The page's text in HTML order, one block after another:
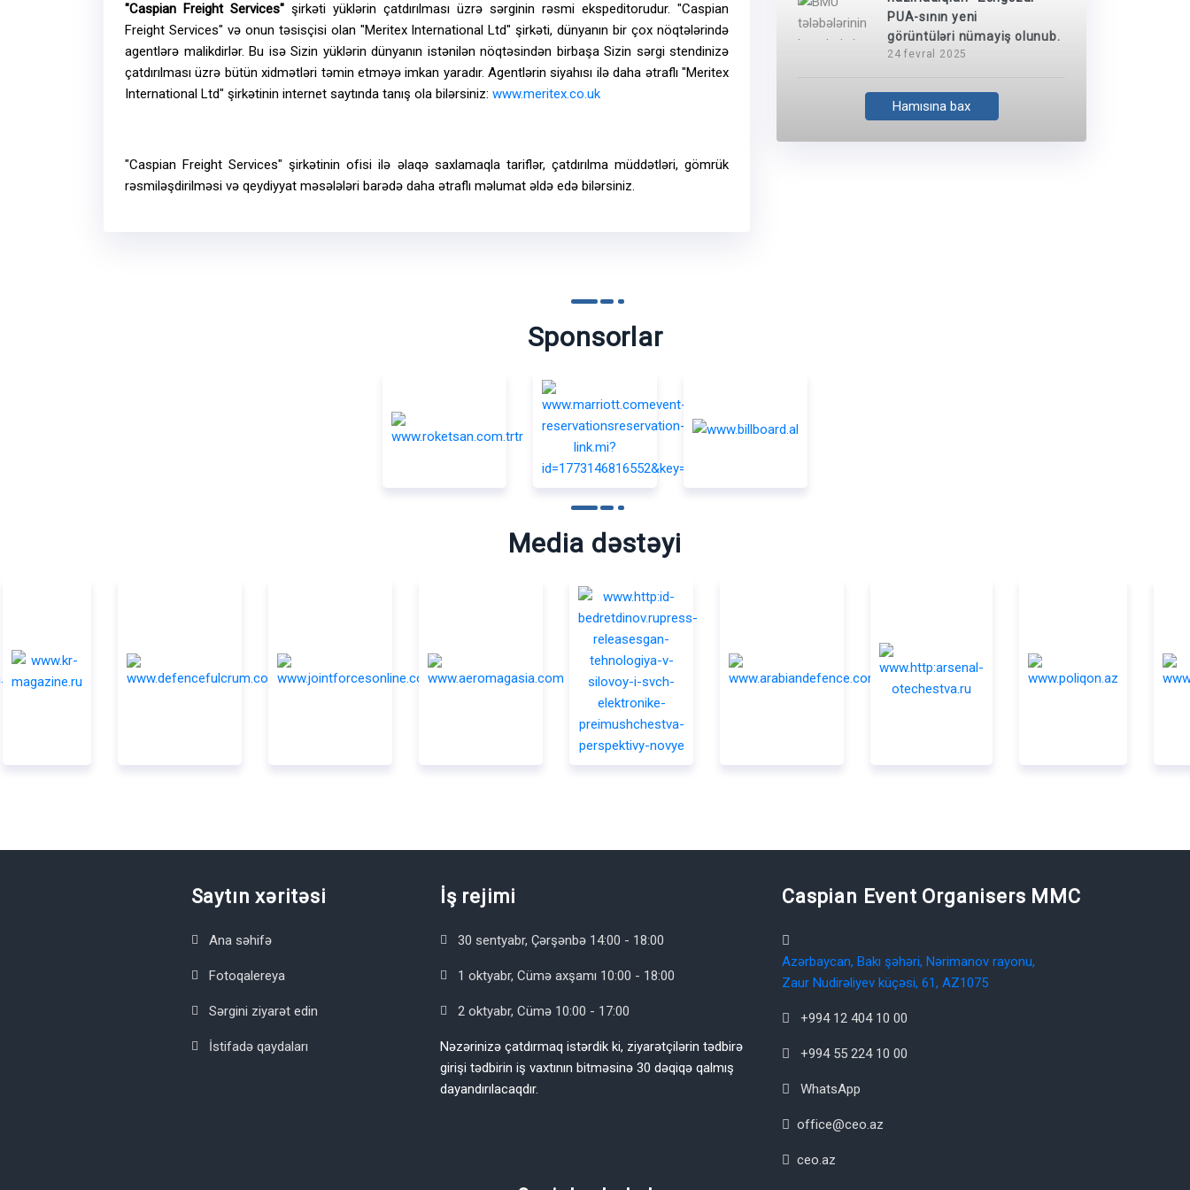
"Caspian Freight Services" şirkəti yüklərin çatdırılması üzrə sərginin rəsmi ekspeditorudur. "Caspian
Freight Services" və onun təsisçisi olan "Meritex International Ltd" şirkəti, dünyanın bir çox nöqtələrində
agentlərə malikdirlər. Bu isə Sizin yüklərin dünyanın istənilən nöqtəsindən birbaşa Sizin sərgi stendinizə
çatdırılması üzrə bütün xidmətləri təmin etməyə imkan yaradır. Agentlərin siyahısı ilə daha ətraflı "Meritex
International Ltd" şirkətinin internet saytında tanış ola bilərsiniz: www.meritex.co.uk
"Caspian Freight Services" şirkətinin ofisi ilə əlaqə saxlamaqla tariflər, çatdırılma müddətləri, gömrük
rəsmiləşdirilməsi və qeydiyyat məsələləri barədə daha ətraflı məlumat əldə edə bilərsiniz.
PUA-sının yeni
görüntüləri nümayiş olunub.
24 fevral 2025
Hamısına bax
Sponsorlar
Media dəstəyi
Saytın xəritəsi
Ana səhifə
Fotoqalereya
Sərgini ziyarət edin
İstifadə qaydaları
İş rejimi
30 sentyabr, Çərşənbə 14:00 - 18:00
1 oktyabr, Cümə axşamı 10:00 - 18:00
2 oktyabr, Cümə 10:00 - 17:00
Nəzərinizə çatdırmaq istərdik ki, ziyarətçilərin tədbirə
girişi tədbirin iş vaxtının bitməsinə 30 dəqiqə qalmış
dayandırılacaqdır.
Caspian Event Organisers MMC
Azərbaycan, Bakı şəhəri, Nərimanov rayonu,
Zaur Nudirəliyev küçəsi, 61, AZ1075
+994 12 404 10 00
+994 55 224 10 00
WhatsApp
office@ceo.az
ceo.az